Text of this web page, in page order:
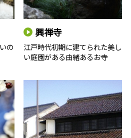
の
興禅寺
江戸時代初期に建てられた美し
い庭園がある由緒あるお寺